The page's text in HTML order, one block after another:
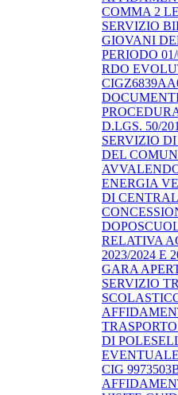
COMMA 2
SERVIZIO
GIOVANI
PERIODO
RDO
D.LGS. 50/
SERVIZIO
DEL
ENERGIA
DI
RELATIVA
2023/2024 E
GARA
SERVIZIO
DI
CIG